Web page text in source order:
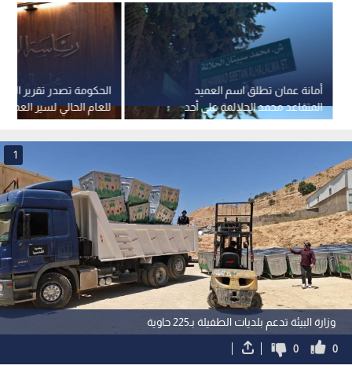
الحكومة تصدر تقرير
للعام الحالي لسير العمل
التنفيذي الثاني لرؤية
الاقتصادي
أمانة عمان تطلق اسم العميد
المتقاعد محمد الحلالمة على أحد
شوارع العاصمة
وزارة البيئة تدعم بلديات الطفيلة بـ225 حاوية
1
0
0